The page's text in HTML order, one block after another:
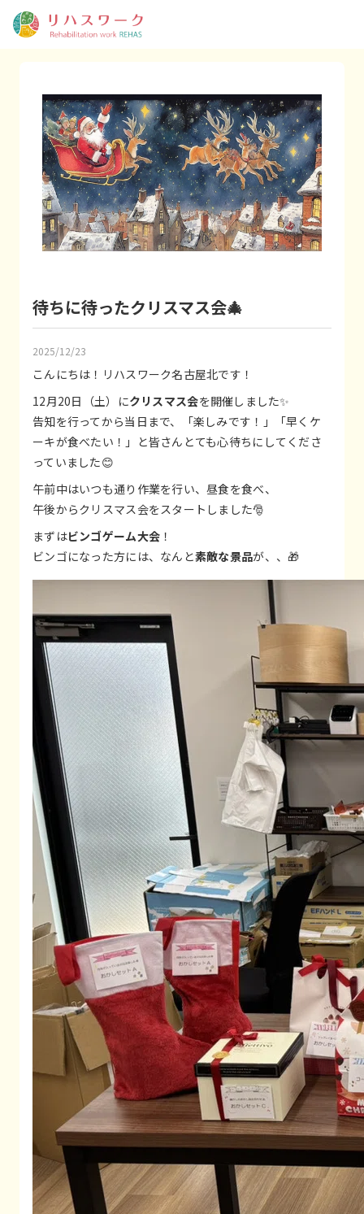
待ちに待ったクリスマス会🎄
2025/12/23
こんにちは！リハスワーク名古屋北です！
12月20日（土）にクリスマス会を開催しました✨
告知を行ってから当日まで、「楽しみです！」「早くケ
ーキが食べたい！」と皆さんとても心待ちにしてくださ
っていました😊
午前中はいつも通り作業を行い、昼食を食べ、
午後からクリスマス会をスタートしました🎅
まずはビンゴゲーム大会 ！
ビンゴになった方には、なんと素敵な景品が、、🎁